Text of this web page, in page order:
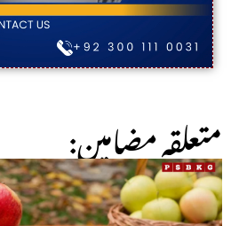
:متعلقہ مضامین